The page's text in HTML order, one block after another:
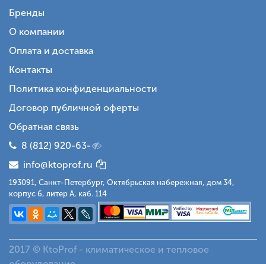
Бренды
О компании
Оплата и доставка
Контакты
Политика конфиденциальности
Договор публичной оферты
Обратная связь
8 (812) 920-63-
info@ktoprof.ru
193091, Санкт-Петербург, Октябрьская набережная, дом 34,
корпус 6, литер А, каб. 114
2017 © KtoProf - климатическое и тепловое